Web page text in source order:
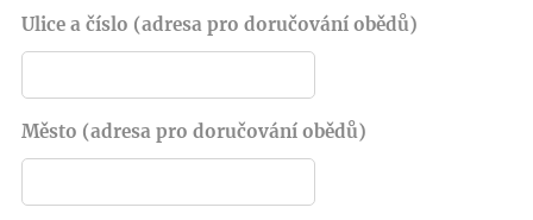
Ulice a číslo (adresa pro doručování obědů)
Město (adresa pro doručování obědů)